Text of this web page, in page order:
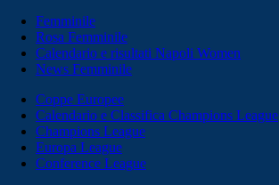
Femminile
Rosa Femminile
Calendario e risultati Napoli Women
News Femminile
Coppe Europee
Calendario e Classifica Champions League
Champions League
Europa League
Conference League